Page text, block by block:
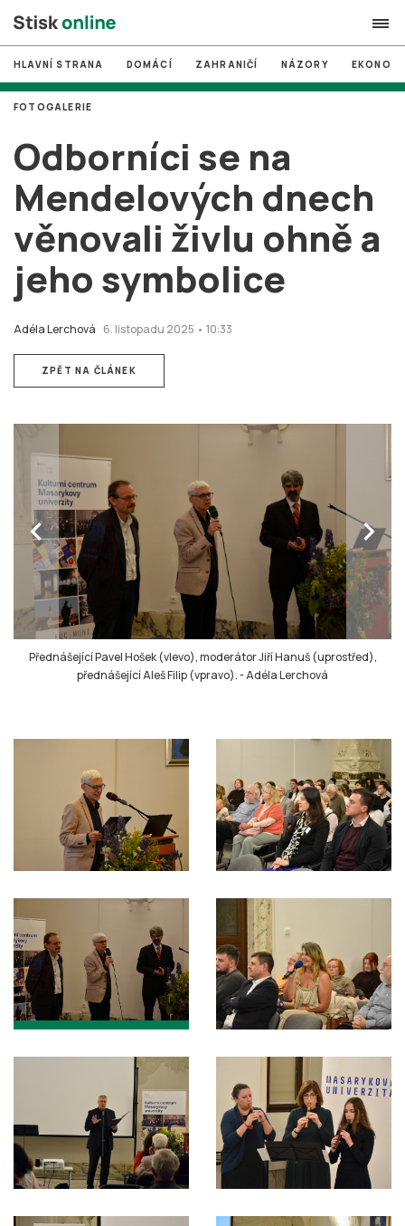
search
# MUNI
# Brno
# volby
login PŘIHLÁSIT SE
Zapomněli jste heslo?
Založit nový účet
HLAVNÍ STRANA DOMÁCÍ ZAHRANIČÍ NÁZORY
Odborníci se na
Mendelových dnech
věnovali živlu ohně a
jeho symbolice
Adéla Lerchová 6. listopadu 2025 • 10:33
FOTOGALERIE
ZPĚT NA ČLÁNEK
chevron_left chevron_right
Přednášející Pavel Hošek (vlevo), moderátor Jiří Hanuš (uprostřed),
přednášející Aleš Filip (vpravo).-Adéla Lerchová